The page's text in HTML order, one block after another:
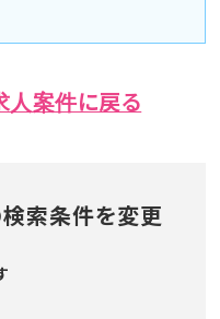
人案件に戻る
索条件を変更